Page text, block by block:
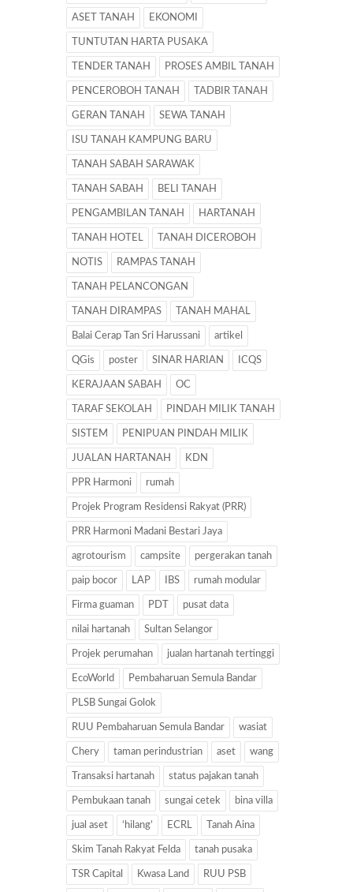
ASET TANAH EKONOMI
TUNTUTAN HARTA PUSAKA
TENDER TANAH PROSES AMBIL TANAH
PENCEROBOH TANAH TADBIR TANAH
GERAN TANAH SEWA TANAH
ISU TANAH KAMPUNG BARU
TANAH SABAH SARAWAK
TANAH SABAH BELI TANAH
PENGAMBILAN TANAH HARTANAH
TANAH HOTEL TANAH DICEROBOH
NOTIS RAMPAS TANAH
TANAH PELANCONGAN
TANAH DIRAMPAS TANAH MAHAL
Balai Cerap Tan Sri Harussani artikel
QGis poster SINAR HARIAN ICQS
KERAJAAN SABAH OC
TARAF SEKOLAH PINDAH MILIK TANAH
SISTEM PENIPUAN PINDAH MILIK
JUALAN HARTANAH KDN
PPR Harmoni rumah
Projek Program Residensi Rakyat (PRR)
PRR Harmoni Madani Bestari Jaya
agrotourism campsite pergerakan tanah
paip bocor LAP IBS rumah modular
Firma guaman PDT pusat data
nilai hartanah Sultan Selangor
Projek perumahan jualan hartanah tertinggi
EcoWorld Pembaharuan Semula Bandar
PLSB Sungai Golok
RUU Pembaharuan Semula Bandar wasiat
Chery taman perindustrian aset wang
Transaksi hartanah status pajakan tanah
Pembukaan tanah sungai cetek bina villa
jual aset ‘hilang’ ECRL Tanah Aina
Skim Tanah Rakyat Felda tanah pusaka
TSR Capital Kwasa Land RUU PSB